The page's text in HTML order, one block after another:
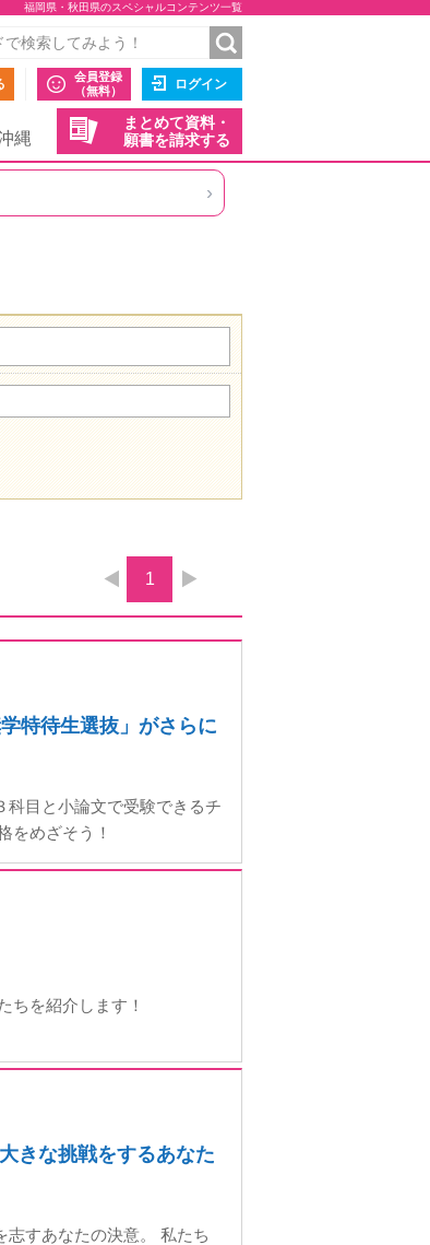
福岡県・秋田県のスペシャルコンテンツ一覧
会員登録
（無料）
ログイン
まとめて資料・
願書を請求する
縄
›
1
特待生選抜」がさらに
科目と小論文で受験できるチ
をめざそう！
ちを紹介します！
きな挑戦をするあなた
すあなたの決意。 私たち